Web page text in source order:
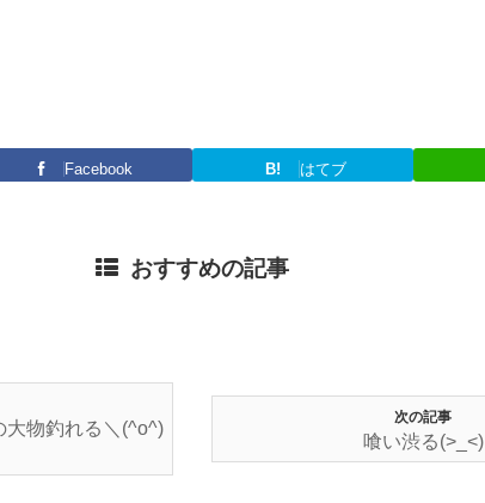
Facebook B! はてブ
おすすめの記事
大物釣れる＼(^o^)
次の記事
喰い渋る(>_<)